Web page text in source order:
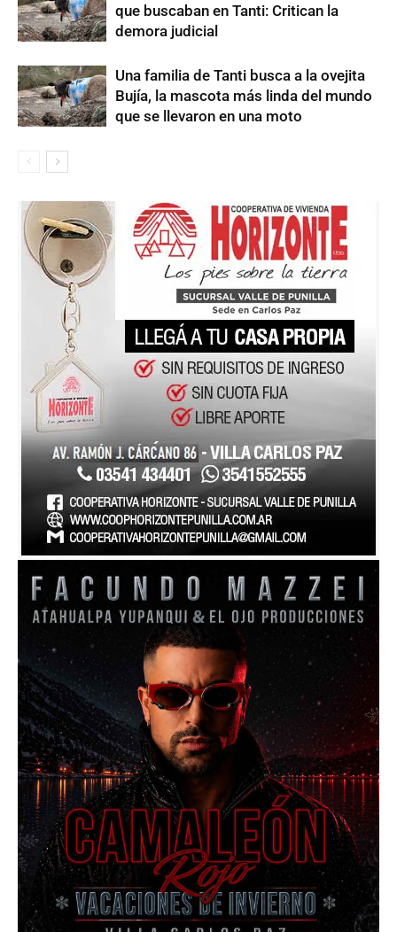
que buscaban en Tanti: Critican la
demora judicial
Una familia de Tanti busca a la ovejita
Bujía, la mascota más linda del mundo
que se llevaron en una moto